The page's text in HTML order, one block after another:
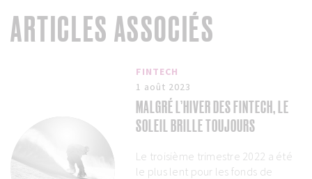
ARTICLES ASSOCIÉS
FINTECH
1 août 2023
MALGRÉ L’HIVER DES FINTECH, LE
SOLEIL BRILLE TOUJOURS
Le troisième trimestre 2022 a été
le plus lent pour les fonds de